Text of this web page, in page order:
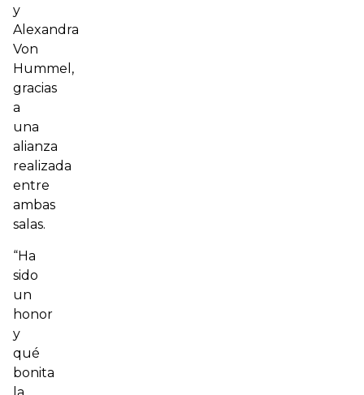
y
Alexandra
Von
Hummel,
gracias
a
una
alianza
realizada
entre
ambas
salas.
“Ha
sido
un
honor
y
qué
bonita